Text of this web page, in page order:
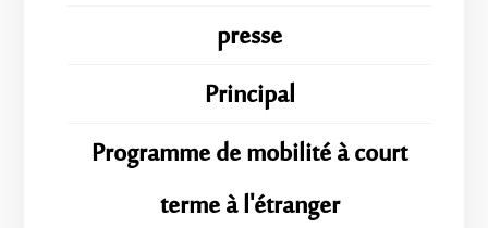
presse
Principal
Programme de mobilité à court
terme à l'étranger